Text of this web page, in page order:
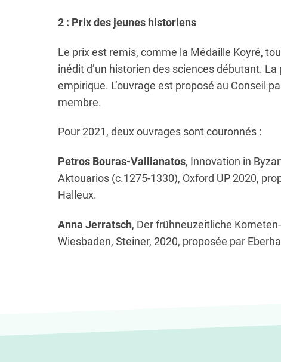
2 : Prix des jeunes historiens
Le prix est remis, comme la Médaille Koyré,
inédit d’un historien des sciences débutant.
empirique. L’ouvrage est proposé au Conseil
membre.
Pour 2021, deux ouvrages sont couronnés :
Petros Bouras-Vallianatos, Innovation in
Aktouarios (c.1275-1330), Oxford UP 2020,
Halleux.
Anna Jerratsch, Der frühneuzeitliche
Wiesbaden, Steiner, 2020, proposée par